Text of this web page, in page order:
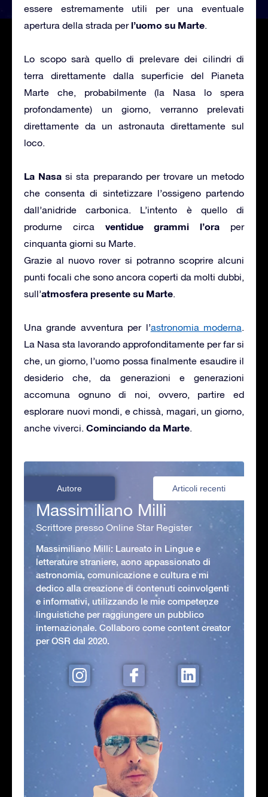
essere estremamente utili per una eventuale
apertura della strada per l’uomo su Marte.
Lo scopo sarà quello di prelevare dei cilindri di
terra direttamente dalla superficie del Pianeta
Marte che, probabilmente (la Nasa lo spera
profondamente) un giorno, verranno prelevati
direttamente da un astronauta direttamente sul
loco.
La Nasa si sta preparando per trovare un metodo
che consenta di sintetizzare l’ossigeno partendo
dall’anidride carbonica. L’intento è quello di
produrne circa ventidue grammi l’ora per
cinquanta giorni su Marte.
Grazie al nuovo rover si potranno scoprire alcuni
punti focali che sono ancora coperti da molti dubbi,
sull’atmosfera presente su Marte.
Una grande avventura per l’astronomia moderna.
La Nasa sta lavorando approfonditamente per far si
che, un giorno, l’uomo possa finalmente esaudire il
desiderio che, da generazioni e generazioni
accomuna ognuno di noi, ovvero, partire ed
esplorare nuovi mondi, e chissà, magari, un giorno,
anche viverci. Cominciando da Marte.
Autore Articoli recenti
Massimiliano Milli
Scrittore presso Online Star Register
Massimiliano Milli: Laureato in Lingue e
letterature straniere, aono appassionato di
astronomia, comunicazione e cultura e mi
dedico alla creazione di contenuti coinvolgenti
e informativi, utilizzando le mie competenze
linguistiche per raggiungere un pubblico
internazionale. Collaboro come content creator
per OSR dal 2020.